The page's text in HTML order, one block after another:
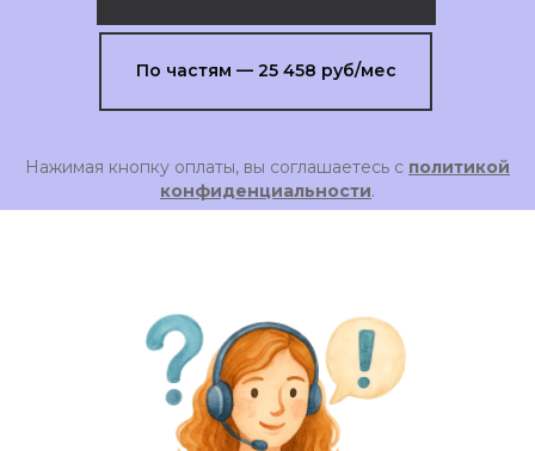
По частям — 25 458 руб/мес
Нажимая кнопку оплаты, вы соглашаетесь с политикой
конфиденциальности.